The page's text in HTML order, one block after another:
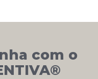
com o